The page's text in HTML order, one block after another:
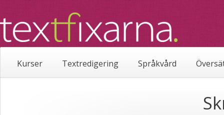
Kurser Textredigering Språkvård